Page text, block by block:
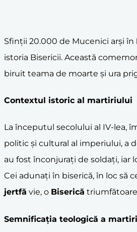
Sfinții 20.000 de Mucenici arși în
istoria Bisericii. Această
biruit teama de moarte și ura
Contextul istoric al martiriului
La începutul secolului al IV-lea,
politic și cultural al imperiului, a
au fost înconjurați de soldați, iar
Cei adunați în biserică, în loc să
jertfă vie, o Biserică
Semnificația teologică a martiri